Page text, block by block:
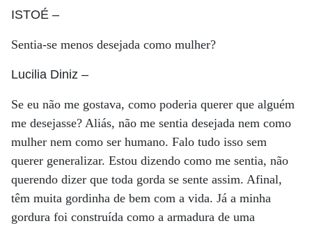
ISTOÉ –
Sentia-se menos desejada como mulher?
Lucilia Diniz –
Se eu não me gostava, como poderia querer que alguém
me desejasse? Aliás, não me sentia desejada nem como
mulher nem como ser humano. Falo tudo isso sem
querer generalizar. Estou dizendo como me sentia, não
querendo dizer que toda gorda se sente assim. Afinal,
têm muita gordinha de bem com a vida. Já a minha
gordura foi construída como a armadura de uma